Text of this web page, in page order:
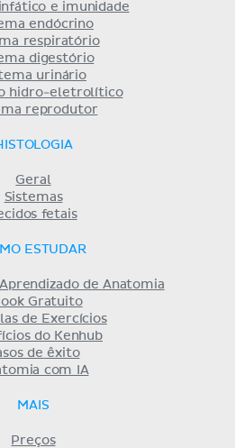
e imunidade
endócrino
respiratório
digestório
urinário
hidro-eletrolítico
reprodutor
Geral
Sistemas
fetais
ESTUDAR
de Anatomia
Gratuito
de Exercícios
do Kenhub
de êxito
com IA
MAIS
Preços